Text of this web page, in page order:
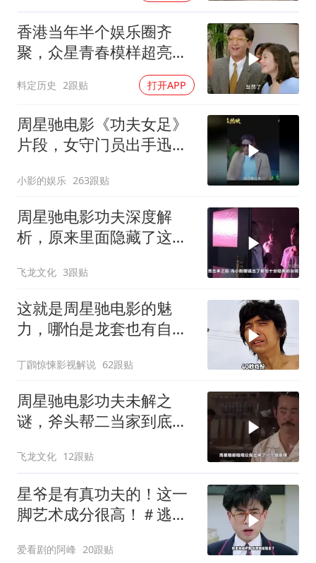
香港当年半个娱乐圈齐
聚，众星青春模样超亮
眼，星爷现身瞬间惊艳
料定历史 2跟贴 打开APP
周星驰电影《功夫女足》
片段，女守门员出手迅
小影的娱乐 263跟贴
周星驰电影功夫深度解
析，原来里面隐藏了这么
飞龙文化 3跟贴
这就是周星驰电影的魅
力，哪怕是龙套也有自己
丁鸊惊悚影视解说 62跟贴
周星驰电影功夫未解之
谜，斧头帮二当家到底是
飞龙文化 12跟贴
星爷是有真功夫的！这一
脚艺术成分很高！＃逃学
爱看剧的阿峰 20跟贴